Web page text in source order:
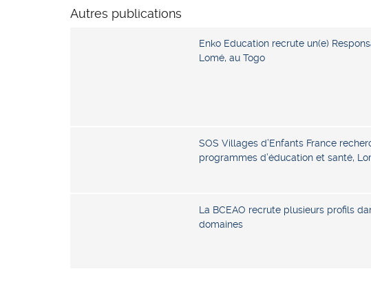
Autres publications
Enko Education recrute un(e)
Lomé, au Togo
SOS Villages d’Enfants France
programmes d’éducation et santé,
La BCEAO recrute plusieurs profils
domaines